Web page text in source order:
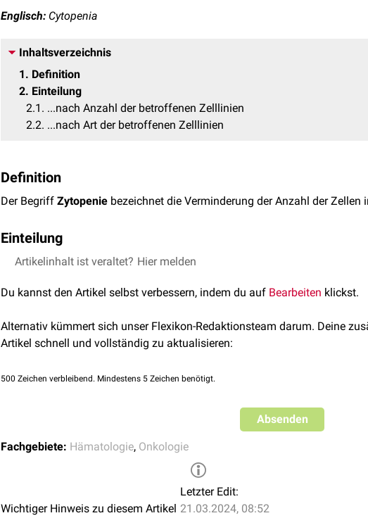
Englisch: Cytopenia
Inhaltsverzeichnis
1
Definition
2 Einteilung
2.1
...nach Anzahl der betroffenen Zelllinien
2.2 ...nach Art der betroffenen Zelllinien
Definition
Der Begriff Zytopenie bezeichnet die Verminderung der Anzahl der Zellen
Einteilung
Monozytopenie(eine Zellreihe betroffen)
Panzytopenie(alle drei blubildende Zellreihen betroffen)
Erythrozytopenie(siehe auch Anämie)
Lymphopenie
Artikelinhalt ist veraltet? Hier melden
Du kannst den Artikel selbst verbessern, indem du auf Bearbeiten klickst.
Alternativ kümmert sich unser Flexikon-Redaktionsteam darum. Deine
Artikel schnell und vollständig zu aktualisieren:
500 Zeichen verbleibend. Mindestens 5 Zeichen benötigt.
Absenden
Fachgebiete: Hämatologie, Onkologie
Wichtiger Hinweis zu diesem Artikel
Letzter Edit:
21.03.2024, 08:52